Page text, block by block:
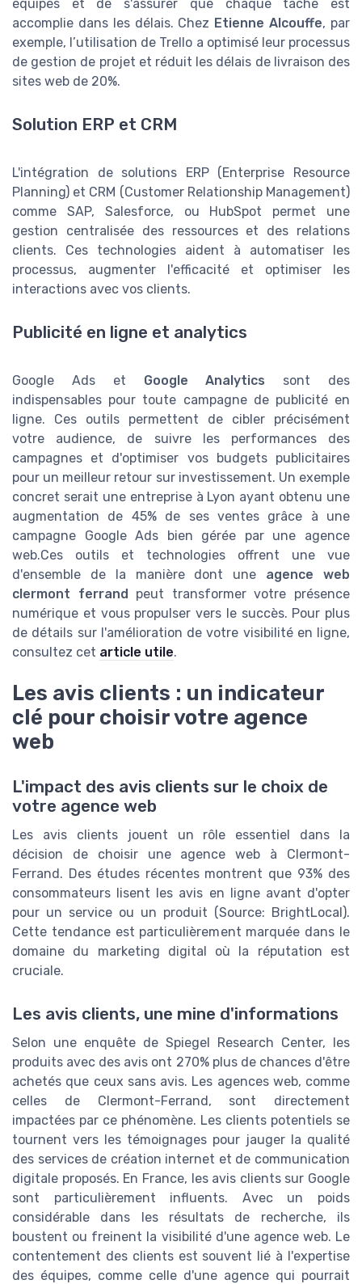
équipes et de s'assurer que chaque tâche est
accomplie dans les délais. Chez Etienne Alcouffe, par
exemple, l’utilisation de Trello a optimisé leur processus
de gestion de projet et réduit les délais de livraison des
sites web de 20%.
Solution ERP et CRM
L'intégration de solutions ERP (Enterprise Resource
Planning) et CRM (Customer Relationship Management)
comme SAP, Salesforce, ou HubSpot permet une
gestion centralisée des ressources et des relations
clients. Ces technologies aident à automatiser les
processus, augmenter l'efficacité et optimiser les
interactions avec vos clients.
Publicité en ligne et analytics
Google Ads et Google Analytics sont des
indispensables pour toute campagne de publicité en
ligne. Ces outils permettent de cibler précisément
votre audience, de suivre les performances des
campagnes et d'optimiser vos budgets publicitaires
pour un meilleur retour sur investissement. Un exemple
concret serait une entreprise à Lyon ayant obtenu une
augmentation de 45% de ses ventes grâce à une
campagne Google Ads bien gérée par une agence
web.Ces outils et technologies offrent une vue
d'ensemble de la manière dont une agence web
clermont ferrand
peut transformer votre présence
numérique et vous propulser vers le succès. Pour plus
de détails sur l'amélioration de votre visibilité en ligne,
consultez cet article utile.
Les avis clients : un indicateur
clé pour choisir votre agence
web
L'impact des avis clients sur le choix de
votre agence web
Les avis clients jouent un rôle essentiel dans la
décision de choisir une agence web à Clermont-
Ferrand. Des études récentes montrent que 93% des
consommateurs lisent les avis en ligne avant d'opter
pour un service ou un produit (Source: BrightLocal).
Cette tendance est particulièrement marquée dans le
domaine du marketing digital où la réputation est
cruciale.
Les avis clients, une mine d'informations
Selon une enquête de Spiegel Research Center, les
produits avec des avis ont 270% plus de chances d'être
achetés que ceux sans avis. Les agences web, comme
celles de Clermont-Ferrand, sont directement
impactées par ce phénomène. Les clients potentiels se
tournent vers les témoignages pour jauger la qualité
des services de création internet et de communication
digitale proposés. En France, les avis clients sur Google
sont particulièrement influents. Avec un poids
considérable dans les résultats de recherche, ils
boustent ou freinent la visibilité d'une agence web. Le
contentement des clients est souvent lié à l'expertise
des équipes, comme celle d'une agence qui pourrait